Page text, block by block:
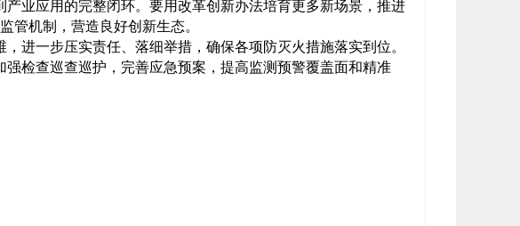
业应用的完整闭环。要用改革创新办法培育更多新场景，推进
管机制，营造良好创新生态。
进一步压实责任、落细举措，确保各项防灭火措施落实到位。
检查巡查巡护，完善应急预案，提高监测预警覆盖面和精准